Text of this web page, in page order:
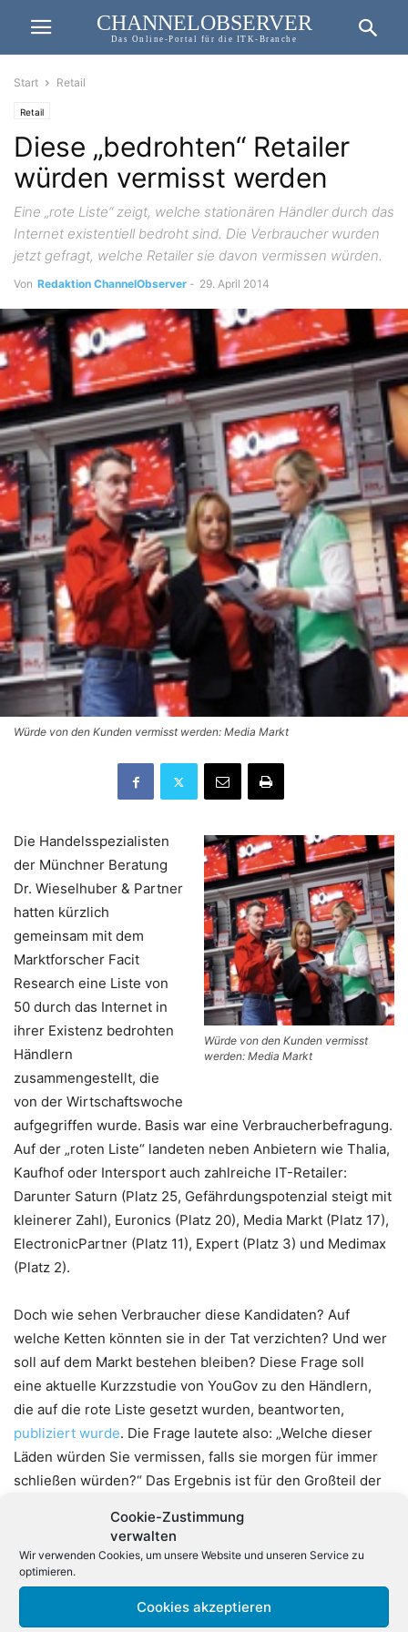
Cookie-Zustimmung
verwalten
Wir verwenden Cookies, um unsere Website und unseren Service zu
optimieren.
Cookies akzeptieren
CHANNELOBSERVER
Das Online-Portal für die ITK-Branche
Start Retail
Retail
Diese „bedrohten“ Retailer
würden vermisst werden
Eine „rote Liste“ zeigt, welche stationären Händler durch das
Internet existentiell bedroht sind. Die Verbraucher wurden
jetzt gefragt, welche Retailer sie davon vermissen würden.
Von Redaktion ChannelObserver - 29. April 2014
Würde von den Kunden vermisst werden: Media Markt
Würde von den Kunden vermisst
werden: Media Markt
Die Handelsspezialisten
der Münchner Beratung
Dr. Wieselhuber & Partner
hatten kürzlich
gemeinsam mit dem
Marktforscher Facit
Research eine Liste von
50 durch das Internet in
ihrer Existenz bedrohten
Händlern
zusammengestellt, die
von der Wirtschaftswoche
aufgegriffen wurde. Basis war eine Verbraucherbefragung.
Auf der „roten Liste“ landeten neben Anbietern wie Thalia,
Kaufhof oder Intersport auch zahlreiche IT-Retailer:
Darunter Saturn (Platz 25, Gefährdungspotenzial steigt mit
kleinerer Zahl), Euronics (Platz 20), Media Markt (Platz 17),
ElectronicPartner (Platz 11), Expert (Platz 3) und Medimax
(Platz 2).
Doch wie sehen Verbraucher diese Kandidaten? Auf
welche Ketten könnten sie in der Tat verzichten? Und wer
soll auf dem Markt bestehen bleiben? Diese Frage soll
eine aktuelle Kurzzstudie von YouGov zu den Händlern,
die auf die rote Liste gesetzt wurden, beantworten,
publiziert wurde. Die Frage lautete also: „Welche dieser
Läden würden Sie vermissen, falls sie morgen für immer
schließen würden?“ Das Ergebnis ist für den Großteil der
mehr als zwei Drittel ihrer Kunden vermisst – Saturn, C&A
und Media Markt. Dahinter folgen mit Abstand Karstadt und
Kaufhof. Bei elf von 30 Retail-Brands gaben mindestens
zwei Drittel aller Kenner an, dass sie diese Läden nicht
vermissen würden. Negativ-Spitzenreiter ist dabei